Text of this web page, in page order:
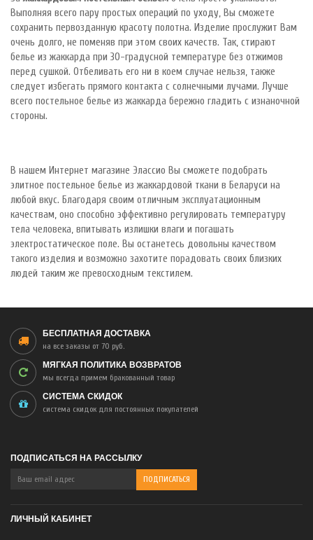
Выполняя всего пару простых операций по уходу, Вы сможете
сохранить первозданную красоту полотна. Изделие прослужит Вам
очень долго, не поменяв при этом своих качеств. Так, стирают
белье из жаккарда при 30-градусной температуре без отжимов
перед сушкой. Отбеливать его ни в коем случае нельзя, также
следует избегать прямого контакта с солнечными лучами. Лучше
всего постельное белье из жаккарда бережно гладить с изнаночной
стороны.
В нашем Интернет магазине Элассио Вы сможете подобрать
элитное постельное белье из жаккардовой ткани в Беларуси на
любой вкус. Благодаря своим отличным эксплуатационным
качествам, оно способно эффективно регулировать температуру
тела человека, впитывать излишки влаги и погашать
электростатическое поле. Вы останетесь довольны качеством
такого изделия и возможно захотите порадовать своих близких
людей таким же превосходным текстилем.
БЕСПЛАТНАЯ ДОСТАВКА
на все заказы от 70 руб.
МЯГКАЯ ПОЛИТИКА ВОЗВРАТОВ
мы всегда примем бракованный товар
СИСТЕМА СКИДОК
система скидок для постоянных покупателей
ПОДПИСАТЬСЯ НА РАССЫЛКУ
ЛИЧНЫЙ КАБИНЕТ